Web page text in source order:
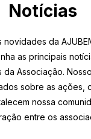
Notícias
da
as principais
da Associação.
sobre as ações,
nossa
entre os